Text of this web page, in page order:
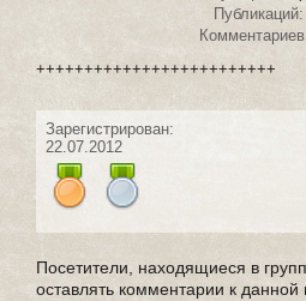
Публикаций:
+++++++++++++++++++++++++
Зарегистрирован:
22.07.2012
Посетители, находящиеся в
оставлять комментарии к данной